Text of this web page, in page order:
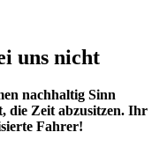
uns nicht
nachhaltig Sinn
die Zeit abzusitzen. Ihr
Fahrer!